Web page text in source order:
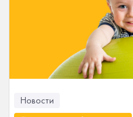
Новости